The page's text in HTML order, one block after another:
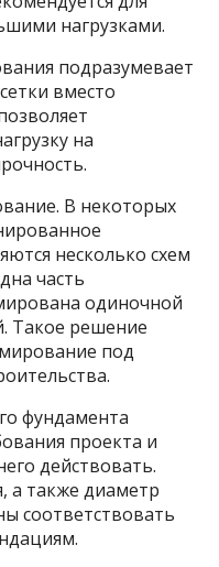
нагрузками.
подразумевает
вместо
на
В некоторых
несколько схем
часть
одиночной
Такое решение
под
фундамента
проекта и
действовать.
а также диаметр
соответствовать